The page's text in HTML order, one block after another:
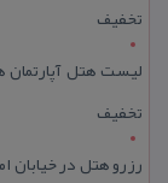
تخفیف
تخفیف